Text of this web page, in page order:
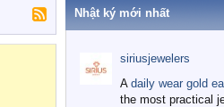
Nhật ký mới nhất
siriusjewelers
A daily wear gold
the most practical